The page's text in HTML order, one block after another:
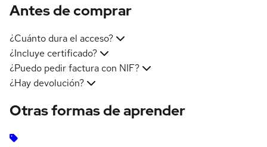
Antes de comprar
¿Cuánto dura el acceso?
¿Incluye certificado?
¿Puedo pedir factura con NIF?
¿Hay devolución?
Otras formas de aprender